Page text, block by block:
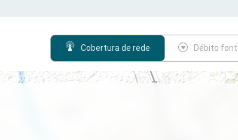
Cobertura de rede Débito